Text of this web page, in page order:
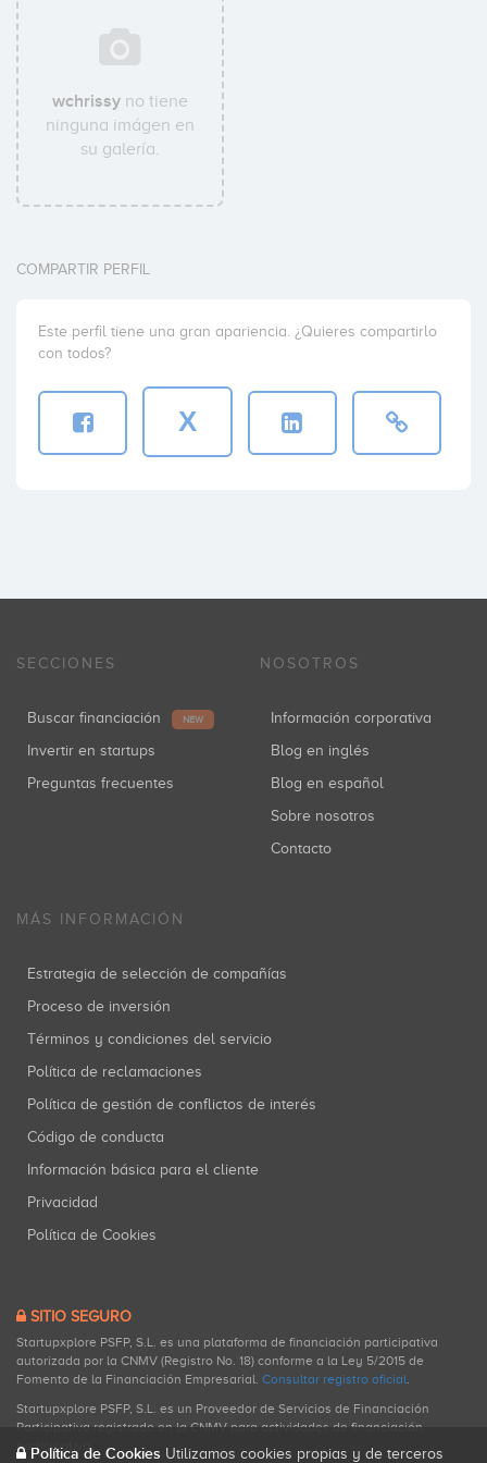
wchrissy no tiene
ninguna imágen en
su galería.
COMPARTIR PERFIL
Este perfil tiene una gran apariencia. ¿Quieres compartirlo
con todos?
X
SECCIONES
Buscar financiación NEW
Invertir en startups
Preguntas frecuentes
NOSOTROS
Información corporativa
Blog en inglés
Blog en español
Sobre nosotros
Contacto
MÁS INFORMACIÓN
Estrategia de selección de compañías
Proceso de inversión
Términos y condiciones del servicio
Política de reclamaciones
Política de gestión de conflictos de interés
Código de conducta
Información básica para el cliente
Privacidad
Política de Cookies
SITIO SEGURO
Startupxplore PSFP, S.L. es una plataforma de financiación participativa
autorizada por la CNMV (Registro No. 18) conforme a la Ley 5/2015 de
Fomento de la Financiación Empresarial. Consultar registro oficial.
Startupxplore PSFP, S.L. es un Proveedor de Servicios de Financiación
Participativa registrado en la CNMV para actividades de financiación
participativa.
Política de Cookies Utilizamos cookies propias y de terceros